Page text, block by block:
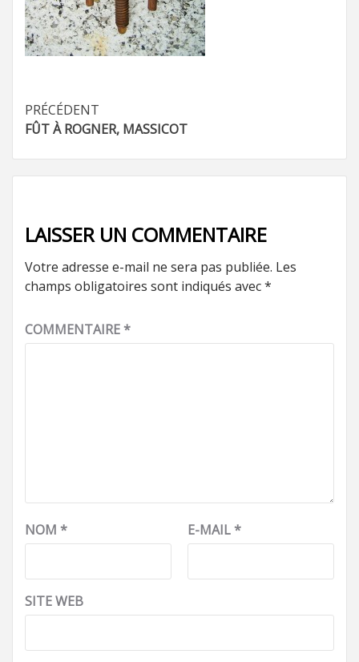
Navigation
d’article
PRÉCÉDENT
FÛT À ROGNER, MASSICOT
LAISSER UN COMMENTAIRE
Votre adresse e-mail ne sera pas publiée. Les
champs obligatoires sont indiqués avec*
COMMENTAIRE*
NOM * E-MAIL*
SITE WEB